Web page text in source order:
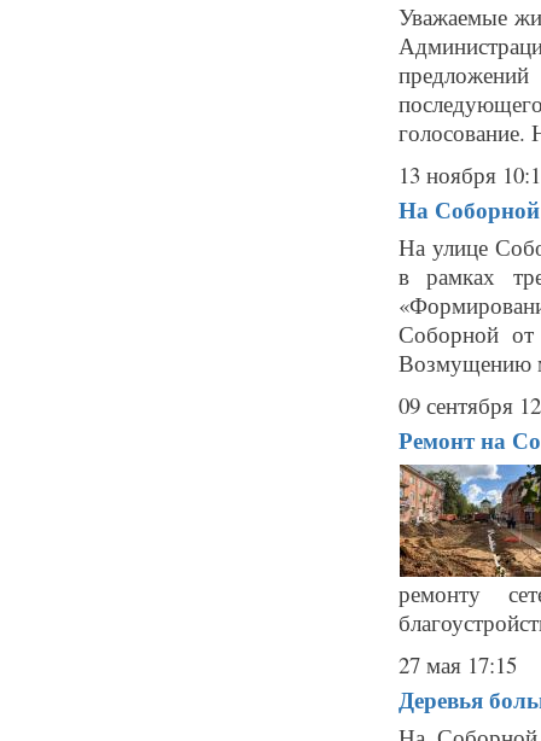
Уважаемые
13 ноября
На
На улице
в рамках
Соборной
Возмущению
09 сентября
Ремонт на
ремонту
27 мая 17:15
Деревья